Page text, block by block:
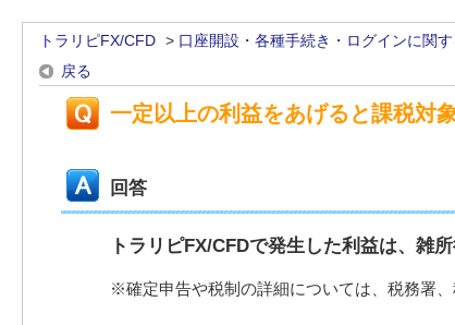
トラリピFX/CFD > 口座開設・各種手続き・ログインに関
戻る
一定以上の利益をあげると課税対
回答
トラリピFX/CFDで発生した利益は、雑
※確定申告や税制の詳細については、税務署